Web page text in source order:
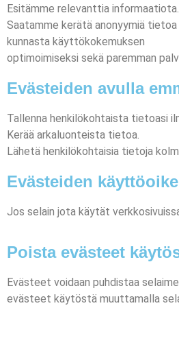
Esitämme relevanttia informaatiota.
Saatamme kerätä anonyymiä
kunnasta käyttökokemuksen
optimoimiseksi sekä paremman
Evästeiden avulla
Tallenna henkilökohtaista tietoasi
Kerää arkaluonteista tietoa.
Lähetä henkilökohtaisia tietoja
Evästeiden
Jos selain jota käytät
Poista evästeet
Evästeet voidaan puhdistaa
evästeet käytöstä muuttamalla